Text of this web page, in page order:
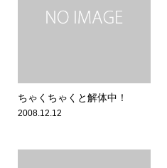
ちゃくちゃくと解体中！
2008.12.12